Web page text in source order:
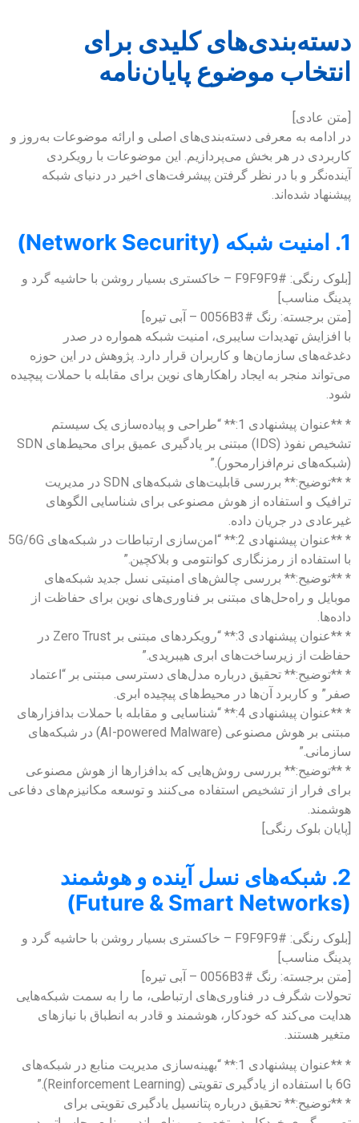
دسته‌بندی‌های کلیدی برای
انتخاب موضوع پایان‌نامه
[متن عادی]
در ادامه به معرفی دسته‌بندی‌های اصلی و ارائه موضوعات به‌روز و
کاربردی در هر بخش می‌پردازیم. این موضوعات با رویکردی
آینده‌نگر و با در نظر گرفتن پیشرفت‌های اخیر در دنیای شبکه
پیشنهاد شده‌اند.
1. امنیت شبکه (Network Security)
[بلوک رنگی: #F9F9F9 – خاکستری بسیار روشن با حاشیه گرد و
پدینگ مناسب]
[متن برجسته: رنگ #0056B3 – آبی تیره]
با افزایش تهدیدات سایبری، امنیت شبکه همواره در صدر
دغدغه‌های سازمان‌ها و کاربران قرار دارد. پژوهش در این حوزه
می‌تواند منجر به ایجاد راهکارهای نوین برای مقابله با حملات پیچیده
شود.
* **عنوان پیشنهادی 1:** “طراحی و پیاده‌سازی یک سیستم
تشخیص نفوذ (IDS) مبتنی بر یادگیری عمیق برای محیط‌های SDN
(شبکه‌های نرم‌افزارمحور).”
* **توضیح:** بررسی قابلیت‌های شبکه‌های SDN در مدیریت
ترافیک و استفاده از هوش مصنوعی برای شناسایی الگوهای
غیرعادی در جریان داده.
* **عنوان پیشنهادی 2:** “امن‌سازی ارتباطات در شبکه‌های 5G/6G
با استفاده از رمزنگاری کوانتومی و بلاکچین.”
* **توضیح:** بررسی چالش‌های امنیتی نسل جدید شبکه‌های
موبایل و راه‌حل‌های مبتنی بر فناوری‌های نوین برای حفاظت از
داده‌ها.
* **عنوان پیشنهادی 3:** “رویکردهای مبتنی بر Zero Trust در
حفاظت از زیرساخت‌های ابری هیبریدی.”
* **توضیح:** تحقیق درباره مدل‌های دسترسی مبتنی بر “اعتماد
صفر” و کاربرد آن‌ها در محیط‌های پیچیده ابری.
* **عنوان پیشنهادی 4:** “شناسایی و مقابله با حملات بدافزارهای
مبتنی بر هوش مصنوعی (AI-powered Malware) در شبکه‌های
سازمانی.”
* **توضیح:** بررسی روش‌هایی که بدافزارها از هوش مصنوعی
برای فرار از تشخیص استفاده می‌کنند و توسعه مکانیزم‌های دفاعی
هوشمند.
[پایان بلوک رنگی]
2. شبکه‌های نسل آینده و هوشمند
(Future & Smart Networks)
[بلوک رنگی: #F9F9F9 – خاکستری بسیار روشن با حاشیه گرد و
پدینگ مناسب]
[متن برجسته: رنگ #0056B3 – آبی تیره]
تحولات شگرف در فناوری‌های ارتباطی، ما را به سمت شبکه‌هایی
هدایت می‌کند که خودکار، هوشمند و قادر به انطباق با نیازهای
متغیر هستند.
* **عنوان پیشنهادی 1:** “بهینه‌سازی مدیریت منابع در شبکه‌های
6G با استفاده از یادگیری تقویتی (Reinforcement Learning).”
* **توضیح:** تحقیق درباره پتانسیل یادگیری تقویتی برای